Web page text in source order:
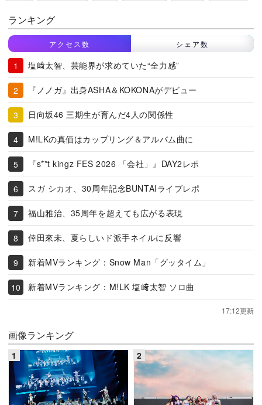
ランキング
アクセス数 シェア数
塩﨑太智、芸能界が求めていた“全力感”
『ノノガ』出身ASHA＆KOKONAがデビュー
日向坂46 三期生が育んだ4人の関係性
M!LKの真価はカップリング＆アルバム曲に
『s**t kingz FES 2026 「会社」』DAY2レポ
スガ シカオ、30周年記念BUNTAIライブレポ
福山雅治、35周年を超えても広がる表現
倖田來未、夏らしいド派手ネイルに反響
新着MVランキング：Snow Man「グッタイム」
新着MVランキング：M!LK 塩﨑太智 ソロ曲
17:12更新
画像ランキング